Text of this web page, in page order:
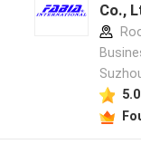
Co.,
5.0